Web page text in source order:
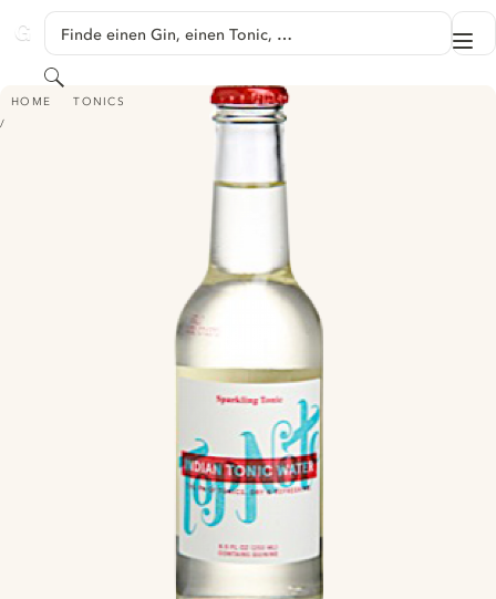
GINVENTORY
Finde einen Gin, einen Tonic, …
Suchen
HOME TONICS
TOP NOTE INDIAN TONIC WATER